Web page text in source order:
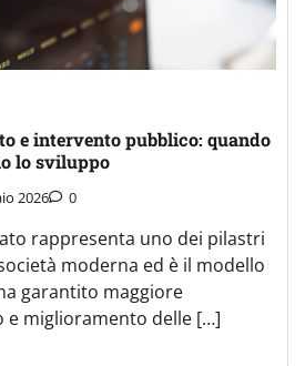
e intervento pubblico: quando
lo sviluppo
2026 0
rappresenta uno dei pilastri
moderna ed è il modello
garantito maggiore
e miglioramento delle […]